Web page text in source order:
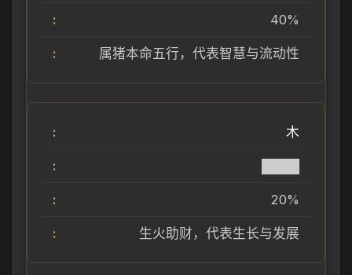
40%
属猪本命五行，代表智慧与流动性
木
20%
生火助财，代表生长与发展